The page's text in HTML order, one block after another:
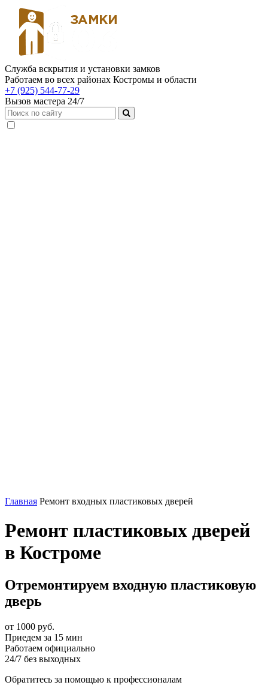
Служба вскрытия и установки замков
Работаем во всех районах Костромы и области
+7 (925) 544-77-29
Вызов мастера 24/7
Главная Ремонт входных пластиковых дверей
Ремонт пластиковых дверей
в Костроме
Отремонтируем входную пластиковую
дверь
от 1000 руб.
Приедем за 15 мин
Работаем официально
24/7 без выходных
Обратитесь за помощью к профессионалам